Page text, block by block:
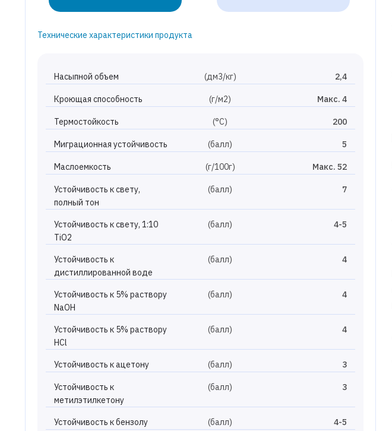
Технические характеристики продукта
Насыпной объем (дм3/кг) 2,4
Кроющая способность (г/м2) Макс. 4
Термостойкость (°С) 200
Миграционная устойчивость (балл) 5
Маслоемкость (г/100г) Макс. 52
Устойчивость к свету,
полный тон
(балл) 7
Устойчивость к свету, 1:10
TiO2
(балл) 4-5
Устойчивость к
дистиллированной воде
(балл) 4
Устойчивость к 5% раствору
NaOH
(балл) 4
Устойчивость к 5% раствору
HCl
(балл) 4
Устойчивость к ацетону (балл) 3
Устойчивость к
метилэтилкетону
(балл) 3
Устойчивость к бензолу (балл) 4-5